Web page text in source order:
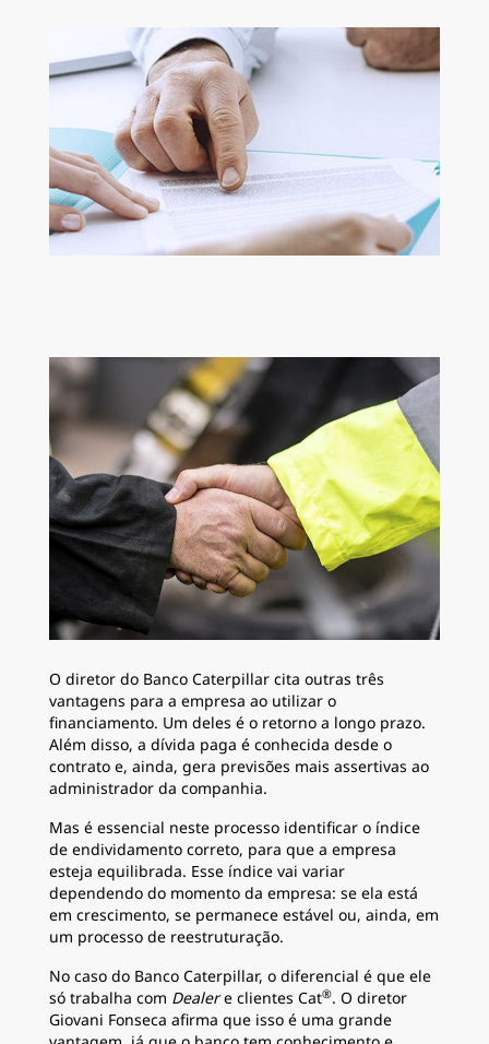
O diretor do Banco Caterpillar cita outras três
vantagens para a empresa ao utilizar o
financiamento. Um deles é o retorno a longo prazo.
Além disso, a dívida paga é conhecida desde o
contrato e, ainda, gera previsões mais assertivas ao
administrador da companhia.
Mas é essencial neste processo identificar o índice
de endividamento correto, para que a empresa
esteja equilibrada. Esse índice vai variar
dependendo do momento da empresa: se ela está
em crescimento, se permanece estável ou, ainda, em
um processo de reestruturação.
No caso do Banco Caterpillar, o diferencial é que ele
só trabalha com Dealere clientes Cat®. O diretor
Giovani Fonseca afirma que isso é uma grande